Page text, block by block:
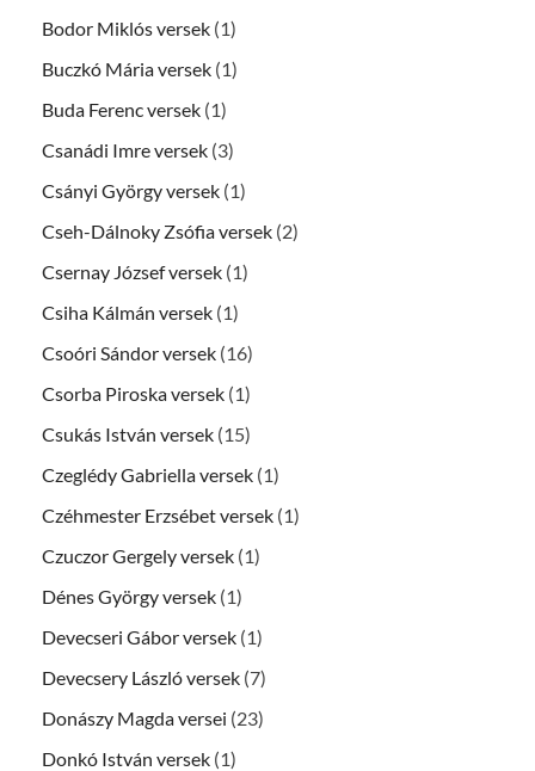
Bodor Miklós versek (1)
Buczkó Mária versek (1)
Buda Ferenc versek (1)
Csanádi Imre versek (3)
Csányi György versek (1)
Cseh-Dálnoky Zsófia versek (2)
Csernay József versek (1)
Csiha Kálmán versek (1)
Csoóri Sándor versek (16)
Csorba Piroska versek (1)
Csukás István versek (15)
Czeglédy Gabriella versek (1)
Czéhmester Erzsébet versek (1)
Czuczor Gergely versek (1)
Dénes György versek (1)
Devecseri Gábor versek (1)
Devecsery László versek (7)
Donászy Magda versei (23)
Donkó István versek (1)